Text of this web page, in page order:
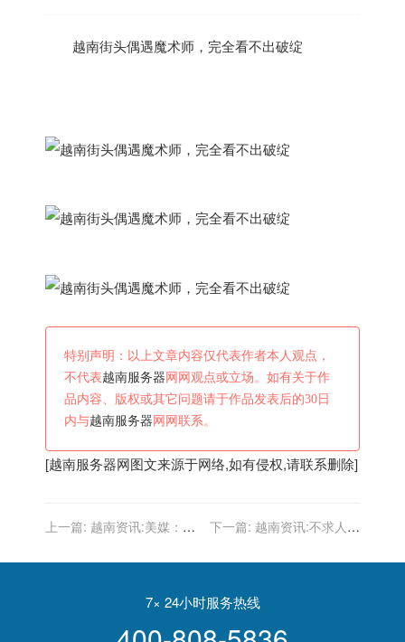
越南街头偶遇魔术师，完全看不出破绽
特别声明：以上文章内容仅代表作者本人观点，
不代表越南服务器 网网观点或立场。如有关于作
品内容、版权或其它问题请于作品发表后的30日
内与越南服务器 网网联系。
[越南服务器网图文来源于网络,如有侵权,请联系删除]
上一篇: 越南资讯:美媒：体
的当头棒喝
下一篇: 越南资讯:不求人联
事看点十足，越南战队成功
7× 24小时服务热线